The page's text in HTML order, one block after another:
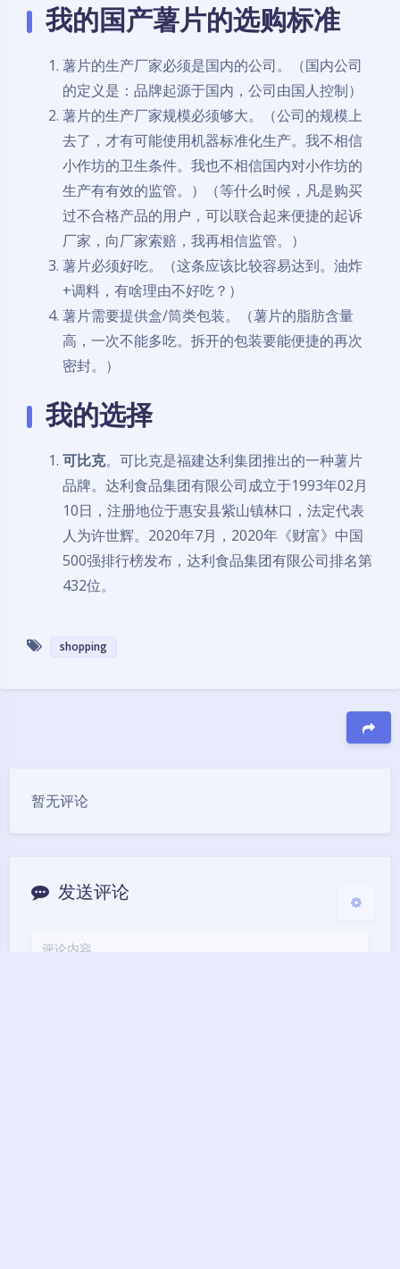
Serif
我的国产薯片的选购标准
薯片的生产厂家必须是国内的公司。（国内公司
的定义是：品牌起源于国内，公司由国人控制）
薯片的生产厂家规模必须够大。（公司的规模上
去了，才有可能使用机器标准化生产。我不相信
小作坊的卫生条件。我也不相信国内对小作坊的
生产有有效的监管。）（等什么时候，凡是购买
过不合格产品的用户，可以联合起来便捷的起诉
厂家，向厂家索赔，我再相信监管。）
薯片必须好吃。（这条应该比较容易达到。油炸
+调料，有啥理由不好吃？）
薯片需要提供盒/筒类包装。（薯片的脂肪含量
高，一次不能多吃。拆开的包装要能便捷的再次
密封。）
我的选择
可比克。可比克是福建达利集团推出的一种薯片
品牌。达利食品集团有限公司成立于1993年02月
10日，注册地位于惠安县紫山镇林口，法定代表
人为许世辉。2020年7月，2020年《财富》中国
500强排行榜发布，达利食品集团有限公司排名第
432位。
shopping
暂无评论
发送评论